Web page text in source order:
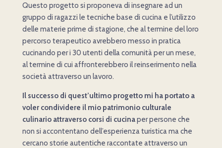
Questo progetto si proponeva di insegnare ad un
gruppo di ragazzi le tecniche base di cucina e l’utilizzo
delle materie prime di stagione, che al termine del loro
percorso terapeutico avrebbero messo in pratica
cucinando per i 30 utenti della comunità per un mese,
al termine di cui affronterebbero il reinserimento nella
società attraverso un lavoro.
Il successo di quest’ultimo progetto mi ha portato a
voler condividere il mio patrimonio culturale
culinario attraverso corsi di cucinaper persone che
non si accontentano dell’esperienza turistica ma che
cercano storie autentiche raccontate attraverso un